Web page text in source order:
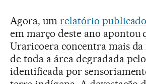
Agora, um relatório
em março deste ano apontou
Uraricoera concentra mais da
de toda a área degradada
identificada por